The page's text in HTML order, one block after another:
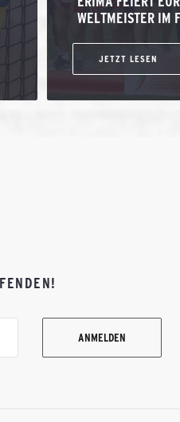
WELTMEISTER IM
JETZT LESEN
ANMELDEN